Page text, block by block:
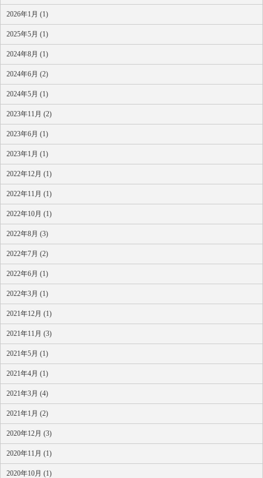
2026年1月 (1)
2025年5月 (1)
2024年8月 (1)
2024年6月 (2)
2024年5月 (1)
2023年11月 (2)
2023年6月 (1)
2023年1月 (1)
2022年12月 (1)
2022年11月 (1)
2022年10月 (1)
2022年8月 (3)
2022年7月 (2)
2022年6月 (1)
2022年3月 (1)
2021年12月 (1)
2021年11月 (3)
2021年5月 (1)
2021年4月 (1)
2021年3月 (4)
2021年1月 (2)
2020年12月 (3)
2020年11月 (1)
2020年10月 (1)